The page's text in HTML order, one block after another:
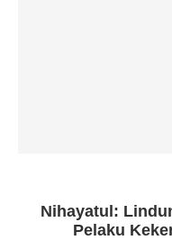
Nihayatul:
Pelaku